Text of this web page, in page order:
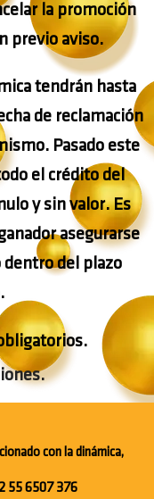
la promoción
previo aviso.
tendrán hasta
de reclamación
Pasado este
el crédito del
y sin valor. Es
asegurarse
dentro del plazo
con la dinámica,
55 6507 376